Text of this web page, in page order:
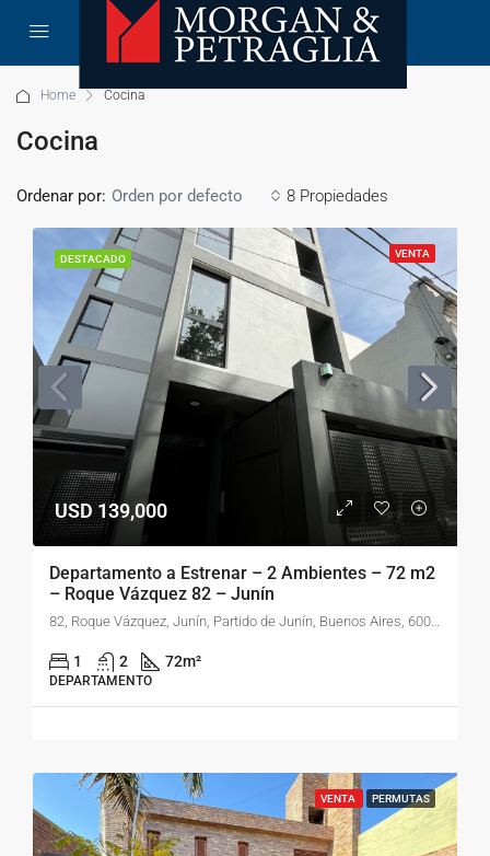
Home Cocina
Cocina
8 Propiedades
Ordenar por: Orden por defecto
DESTACADO VENTA
USD 139,000
Departamento a Estrenar – 2 Ambientes – 72 m2
– Roque Vázquez 82 – Junín
82, Roque Vázquez, Junín, Partido de Junín, Buenos Aires, 6000, Argentina
1 2 72m²
DEPARTAMENTO
VENTA PERMUTAS